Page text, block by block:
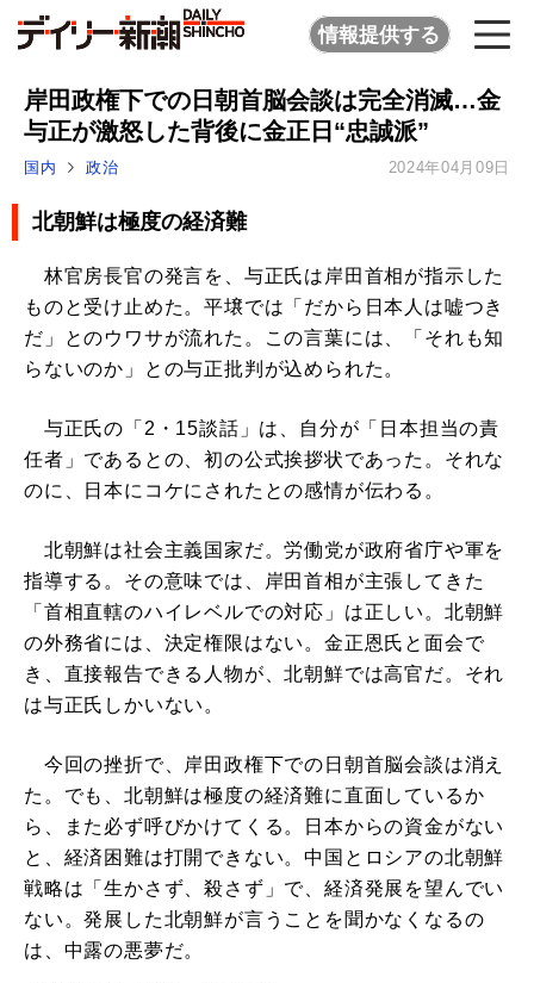
情報提供する
岸田政権下での日朝首脳会談は完全消滅…金
与正が激怒した背後に金正日“忠誠派”
国内 政治 2024年04月09日
北朝鮮は極度の経済難
林官房長官の発言を、与正氏は岸田首相が指示した
ものと受け止めた。平壌では「だから日本人は嘘つき
だ」とのウワサが流れた。この言葉には、「それも知
らないのか」との与正批判が込められた。
与正氏の「2・15談話」は、自分が「日本担当の責
任者」であるとの、初の公式挨拶状であった。それな
のに、日本にコケにされたとの感情が伝わる。
北朝鮮は社会主義国家だ。労働党が政府省庁や軍を
指導する。その意味では、岸田首相が主張してきた
「首相直轄のハイレベルでの対応」は正しい。北朝鮮
の外務省には、決定権限はない。金正恩氏と面会で
き、直接報告できる人物が、北朝鮮では高官だ。それ
は与正氏しかいない。
今回の挫折で、岸田政権下での日朝首脳会談は消え
た。でも、北朝鮮は極度の経済難に直面しているか
ら、また必ず呼びかけてくる。日本からの資金がない
と、経済困難は打開できない。中国とロシアの北朝鮮
戦略は「生かさず、殺さず」で、経済発展を望んでい
ない。発展した北朝鮮が言うことを聞かなくなるの
は、中露の悪夢だ。